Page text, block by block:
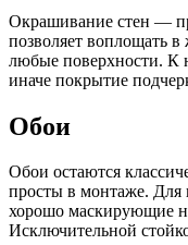
Окрашивание стен —
позволяет воплощать
любые поверхности. К
иначе покрытие
Обои
Обои остаются
просты в монтаже. Для
хорошо маскирующие
Исключительной